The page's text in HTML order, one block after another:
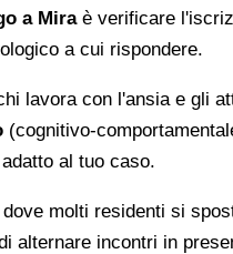
a Miraè verificare
a cui rispondere.
lavora con l'ansia e gli
(cognitivo-
al tuo caso.
molti residenti si
alternare incontri in